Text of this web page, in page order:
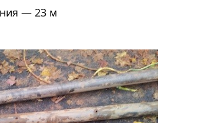
— 23 м